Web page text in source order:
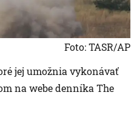
Foto: TASR/AP
jej umožnia vykonávať
na webe denníka The